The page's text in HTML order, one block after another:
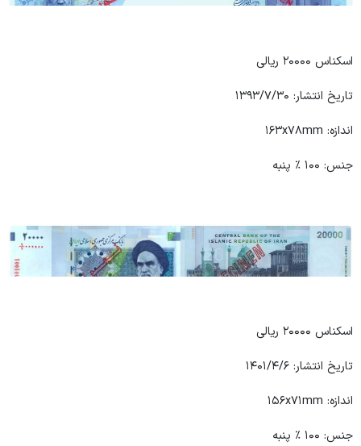
اسکناس ۲۰۰۰۰ ریالی
تاریخ انتشار: ۱۳۹۳/۷/۳۰
اندازه: ۱۶۳x۷۸mm
جنس: ۱۰۰ ٪ پنبه
اسکناس ۲۰۰۰۰ ریالی
تاریخ انتشار: ۱۴۰۱/۴/۶
اندازه: ۱۵۶x۷۱mm
جنس: ۱۰۰ ٪ پنبه